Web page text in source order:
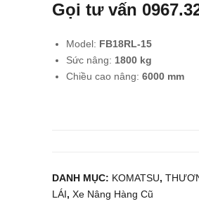
Gọi tư vấn
Model: FB18RL-15
Sức nâng: 1800 kg
Chiều cao nâng: 6000 mm
DANH MỤC: KOMATSU,
LÁI, Xe Nâng Hàng Cũ